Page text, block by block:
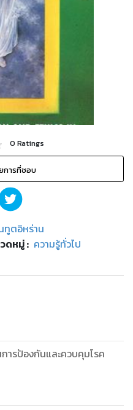
0 Ratings
การที่ชอบ
ตอิหร่าน
ดหมู่: ความรู้ทั่วไป
ารป้องกันและควบคุมโรค